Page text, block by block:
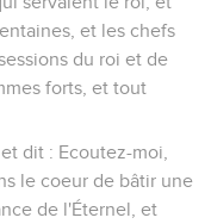
et les chefs
du roi et de
forts, et tout
dit : Ecoutez-moi,
le coeur de bâtir une
de l'Éternel, et